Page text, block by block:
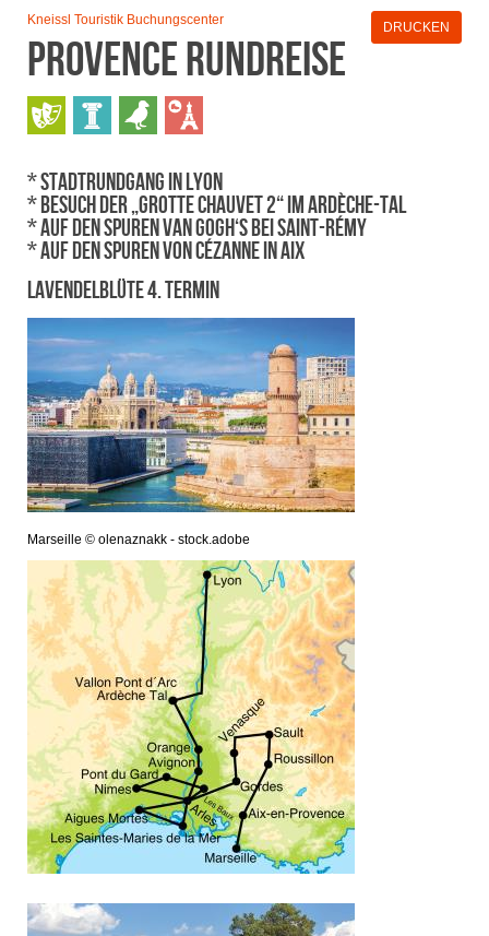
DRUCKEN
Kneissl Touristik Buchungscenter
Provence RundReise
* Stadtrundgang in Lyon
* Besuch der „Grotte Chauvet 2“ im Ardèche-Tal
* Auf den Spuren van Gogh‘s bei Saint-Rémy
* Auf den Spuren von Cézanne in Aix
Lavendelblüte 4. Termin
Marseille © olenaznakk - stock.adobe